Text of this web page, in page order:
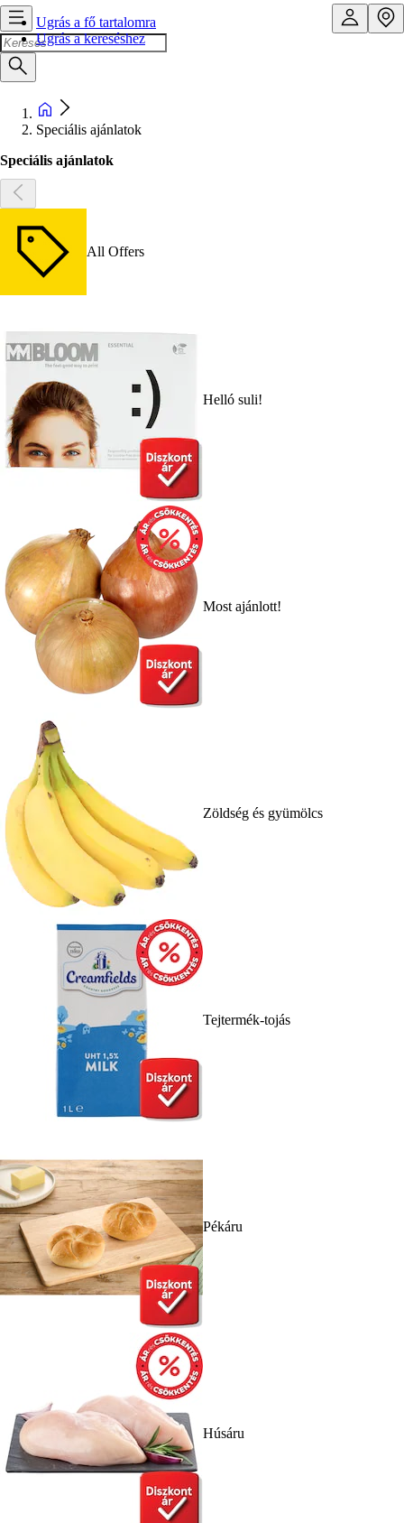
Ugrás a fő tartalomra
Ugrás a kereséshez
Speciális ajánlatok
Speciális ajánlatok
All Offers
Helló suli!
Most ajánlott!
Zöldség és gyümölcs
Tejtermék-tojás
Pékáru
Húsáru